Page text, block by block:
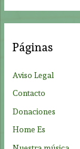
r
:
Páginas
Aviso Legal
Contacto
Donaciones
Home Es